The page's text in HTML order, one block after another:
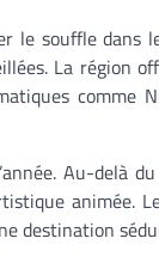
le souffle dans
La région
comme
Au-delà
animée.
destination